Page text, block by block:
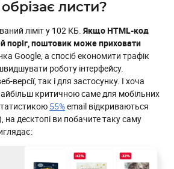
листи?
ліміт у 102 КБ. Якщо HTML-код
поріг, поштовик може приховати
Google, а спосіб економити трафік
роботу інтерфейсу.
версії, так і для застосунку. І хоча
критичною саме для мобільних
55%email відкриваються
десктопі ви побачите таку саму